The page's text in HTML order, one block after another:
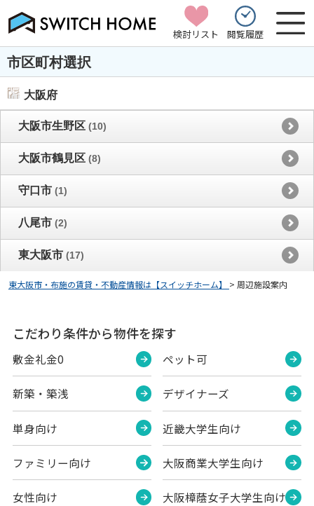
検討リスト 閲覧履歴
市区町村選択
大阪府
大阪市生野区 (10)
大阪市鶴見区 (8)
守口市 (1)
八尾市 (2)
東大阪市 (17)
東大阪市・布施の賃貸・不動産情報は【スイッチホーム】 > 周辺施設案内
こだわり条件から物件を探す
敷金礼金0
新築・築浅
単身向け
ファミリー向け
女性向け
ペット可
デザイナーズ
近畿大学生向け
大阪商業大学生向け
大阪樟蔭女子大学生向け